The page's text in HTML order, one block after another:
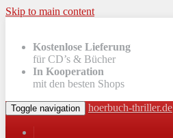
Skip to main content
Kostenlose Lieferung
für CD’s & Bücher
In Kooperation
mit den besten Shops
Toggle navigation hoerbuch-thriller.de